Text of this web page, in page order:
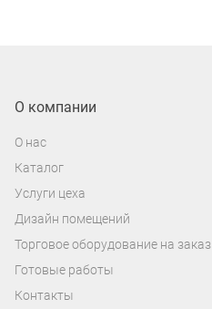
О компании
О нас
Каталог
Услуги цеха
Дизайн помещений
Торговое оборудование на заказ
Готовые работы
Контакты